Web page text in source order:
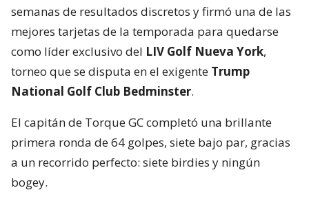
semanas de resultados discretos y firmó una de las
mejores tarjetas de la temporada para quedarse
como líder exclusivo del LIV Golf Nueva York,
torneo que se disputa en el exigente Trump
National Golf Club Bedminster.
El capitán de Torque GC completó una brillante
primera ronda de 64 golpes, siete bajo par, gracias
a un recorrido perfecto: siete birdies y ningún
bogey.